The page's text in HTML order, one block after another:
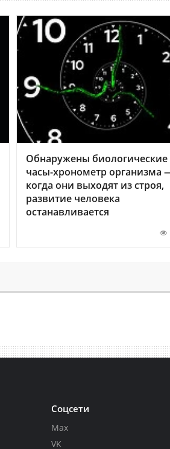
Обнаружены биологические
часы-хронометр организма
когда они выходят из строя,
развитие человека
останавливается
Соцсети
Max
VK